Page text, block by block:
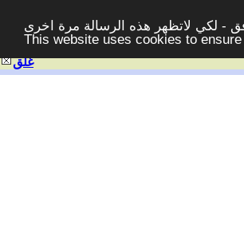
- لكي لاتظهر هذه الرسالة مرة اخرى -
This website uses cookies to
غلق